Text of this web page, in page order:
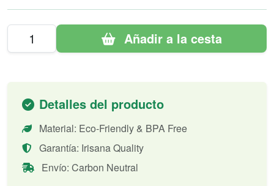
Añadir a la cesta
Detalles del producto
Material: Eco-Friendly & BPA Free
Garantía: Irisana Quality
Envío: Carbon Neutral